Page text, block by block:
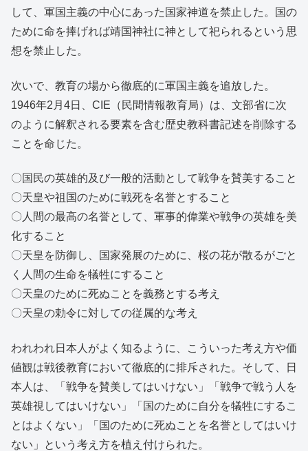
して、軍国主義の中心にあった国家神道を禁止した。国の
ために命を捧げれば靖国神社に神として祀られるという思
想を禁止した。
次いで、教育の場から徹底的に軍国主義を追放した。
1946年2月4日、CIE（民間情報教育局）は、文部省に次
のように解釈される要素を含む歴史教科書記述を削除する
ことを命じた。
〇国民の英雄的及び一般的活動として戦争を賛美すること
〇天皇や祖国のために戦死を名誉とすること
〇人間の最高の名誉として、軍事的偉業や戦争の英雄を美
化すること
〇天皇を防御し、国家発展のために、桜の花が散るがごと
く人間の生命を犠牲にすること
〇天皇のために死ぬことを義務とする考え
〇天皇の勅令に対しての従属的な考え
われわれ日本人がよく知るように、こういった考え方や価
値観は戦後教育において徹底的に排斥された。そして、日
本人は、「戦争を賛美してはいけない」「戦争で戦う人を
英雄視してはいけない」「国のために自分を犠牲にするこ
とはよくない」「国のために死ぬことを名誉としてはいけ
ない」という考え方を植え付けられた。